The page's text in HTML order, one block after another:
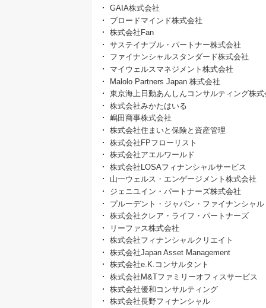
GAIA株式会社
ブロードマインド株式会社
株式会社Fan
サステイナブル・パートナー株式会社
ファイナンシャルスタンダード株式会社
マイウェルスマネジメント株式会社
Malolo Partners Japan 株式会社
東京海上日動あんしんコンサルティング株式
株式会社みかたはいる
嶋田商事株式会社
株式会社住まいと保険と資産管理
株式会社FPフローリスト
株式会社アエルワールド
株式会社LOSAフィナンシャルサービス
山一ウェルス・エンゲージメント株式会社
ジェニユイン・パートナーズ株式会社
プルーデント・ジャパン・ファイナンシャ
株式会社クレア・ライフ・パートナーズ
リーファス株式会社
株式会社フィナンシャルクリエイト
株式会社Japan Asset Management
株式会社e.K.コンサルタント
株式会社M&Tファミリーオフィスサービス
株式会社優和コンサルティング
株式会社長野フィナンシャル